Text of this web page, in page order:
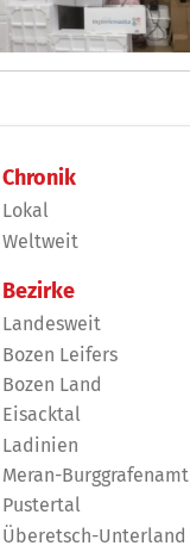
Chronik
Lokal
Weltweit
Bezirke
Landesweit
Bozen Leifers
Bozen Land
Eisacktal
Ladinien
Meran-Burggrafenamt
Pustertal
Überetsch-Unterland